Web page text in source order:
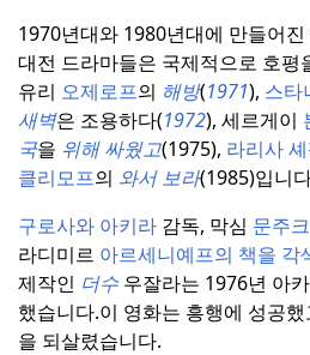
1970년대와 1980년대에 만들어
대전 드라마들은 국제적으로 호평
유리 오제로프의 해방(1971), 스타
새벽은 조용하다(1972), 세르게이
국을 위해 싸웠고(1975), 라리사
클리모프의 와서 보라(1985)입니
구로사와 아키라 감독, 막심 문주크
라디미르 아르세니예프의 책을 각
제작인 더수우잘라는 1976년 아
했습니다.이 영화는 흥행에 성공
을 되살렸습니다.